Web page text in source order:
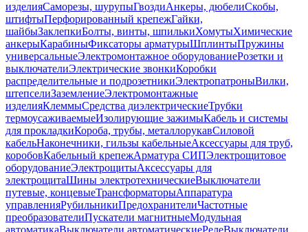
изделияСаморезы, шурупыГвоздиАнкеры, дюбелиСкобы,
штифтыПерфорированный крепежГайки,
шайбыЗаклепкиБолты, винты, шпилькиХомутыХимические
анкерыКарабиныФиксаторы арматурыШплинтыПружины
универсальныеЭлектромонтажное оборудованиеРозетки и
выключателиЭлектрические звонкиКоробки
распределительные и подрозетникиЭлектропатроныВилки,
штепселиЗаземлениеЭлектромонтажные
изделияКлеммыСредства диэлектрическиеТрубки
термоусаживаемыеИзолирующие зажимыКабель и системы
для прокладкиКороба, трубы, металлорукавСиловой
кабельНаконечники, гильзы кабельныеАксессуары для труб,
коробовКабельный крепежАрматура СИПЭлектрощитовое
оборудованиеЭлектрощитыАксессуары для
электрощитаШины электротехническиеВыключатели
путевые, концевыеТрансформаторыАппаратура
управленияРубильникиПредохранителиЧастотные
преобразователиПускатели магнитныеМодульная
автоматикаВыключатели автоматическиеРелеВыключатели